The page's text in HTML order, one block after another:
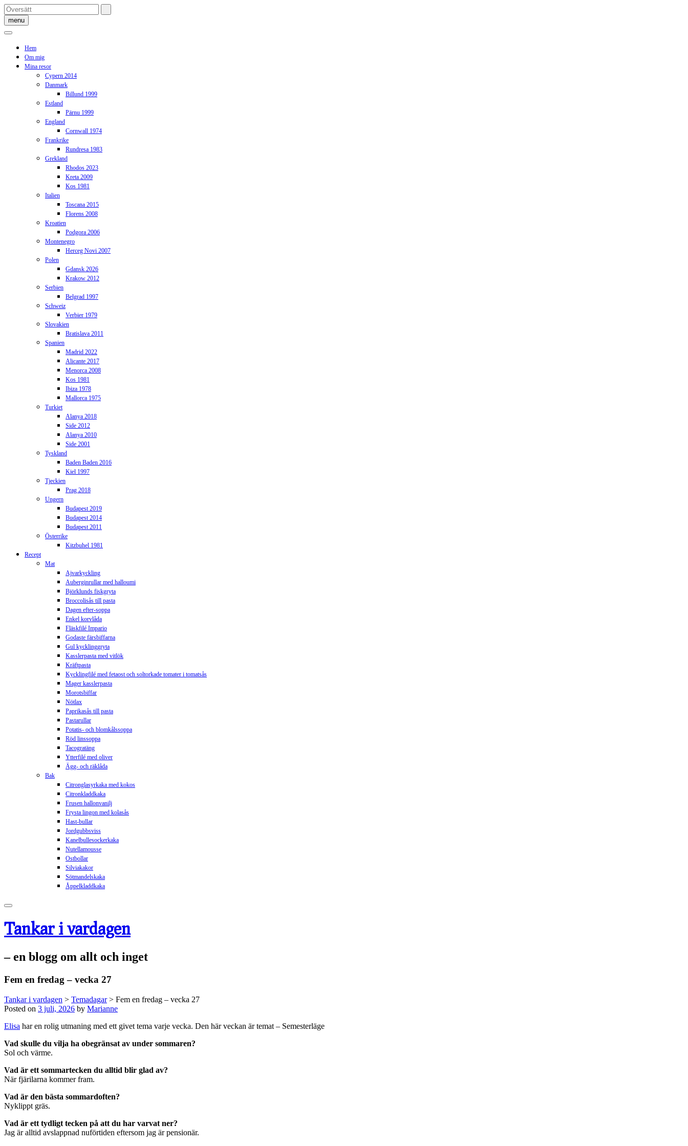
Skip
to
content
menu
Hem
Om mig
Mina resor
Cypern 2014
Danmark
Billund 1999
Estland
Pärnu 1999
England
Cornwall 1974
Frankrike
Rundresa 1983
Grekland
Rhodos 2023
Kreta 2009
Kos 1981
Italien
Toscana 2015
Florens 2008
Kroatien
Podgora 2006
Montenegro
Herceg Novi 2007
Polen
Gdansk 2026
Krakow 2012
Serbien
Belgrad 1997
Schweiz
Verbier 1979
Slovakien
Bratislava 2011
Spanien
Madrid 2022
Alicante 2017
Menorca 2008
Kos 1981
Ibiza 1978
Mallorca 1975
Turkiet
Alanya 2018
Side 2012
Alanya 2010
Side 2001
Tyskland
Baden Baden 2016
Kiel 1997
Tjeckien
Prag 2018
Ungern
Budapest 2019
Budapest 2014
Budapest 2011
Österrike
Kitzbuhel 1981
Recept
Mat
Ajvarkyckling
Auberginrullar med halloumi
Björklunds fiskgryta
Broccolisås till pasta
Dagen efter-soppa
Enkel korvlåda
Fläskfilé Impario
Godaste färsbiffarna
Gul kycklinggryta
Kasslerpasta med vitlök
Kräftpasta
Kycklingfilé med fetaost och soltorkade tomater i tomatsås
Mager kasslerpasta
Morotsbiffar
Nötlax
Paprikasås till pasta
Pastarullar
Potatis- och blomkålssoppa
Röd linssoppa
Tacogratäng
Ytterfilé med oliver
Ägg- och räklåda
Bak
Citronglasyrkaka med kokos
Citronkladdkaka
Frusen hallonvanilj
Frysta lingon med kolasås
Hast-bullar
Jordgubbsviss
Kanelbullesockerkaka
Nutellamousse
Ostbollar
Silviakakor
Sötmandelskaka
Åppelkladdkaka
Tankar i vardagen
– en blogg om allt och inget
Fem en fredag – vecka 27
Tankar i vardagen > Temadagar> Fem en fredag – vecka 27
Posted on 3 juli, 2026 by Marianne
Elisa har en rolig utmaning med ett givet tema varje vecka. Den här veckan är temat – Semesterläge
Vad skulle du vilja ha obegränsat av under sommaren?
Sol och värme.
Vad är ett sommartecken du alltid blir glad av?
När fjärilarna kommer fram.
Vad är den bästa sommardoften?
Nyklippt gräs.
Vad är ett tydligt tecken på att du har varvat ner?
Jag är alltid avslappnad nuförtiden eftersom jag är pensionär.